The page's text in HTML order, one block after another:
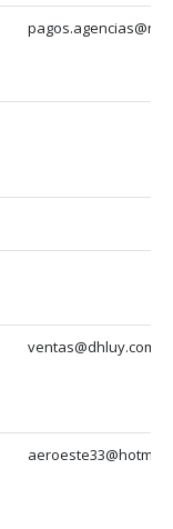
ventas@dhluy.com